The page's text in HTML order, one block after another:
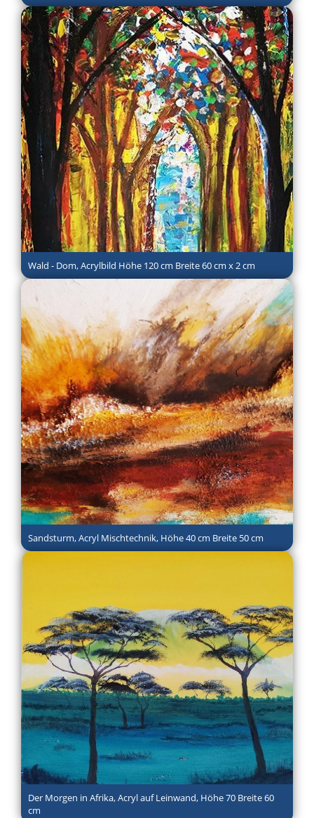
Wald - Dom, Acrylbild Höhe 120 cm Breite 60 cm x 2 cm
Sandsturm, Acryl Mischtechnik, Höhe 40 cm Breite 50 cm
Der Morgen in Afrika, Acryl auf Leinwand, Höhe 70 Breite 60
cm